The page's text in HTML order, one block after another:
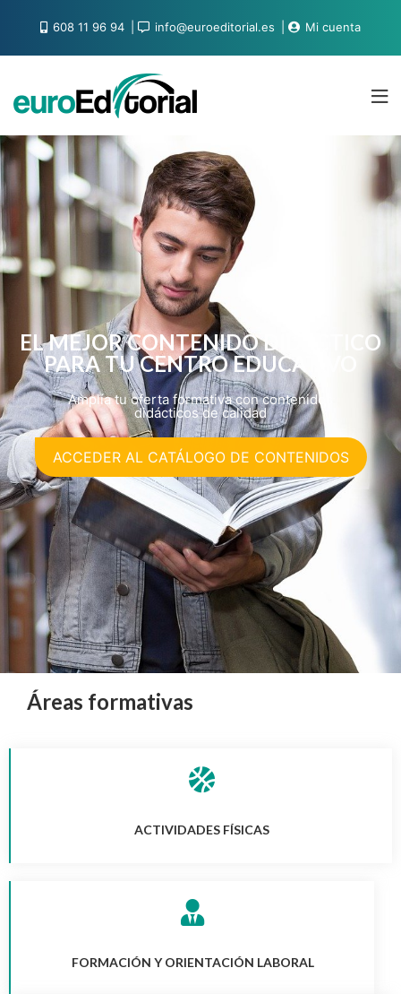
608 11 96 94 info@euroeditorial.es Mi cuenta
EL MEJOR CONTENIDO DIDÁCTICO
PARA TU CENTRO EDUCATIVO
Amplía tu oferta formativa con contenidos
didácticos de calidad
ACCEDER AL CATÁLOGO DE CONTENIDOS
Áreas formativas
ACTIVIDADES FÍSICAS
FORMACIÓN Y ORIENTACIÓN LABORAL